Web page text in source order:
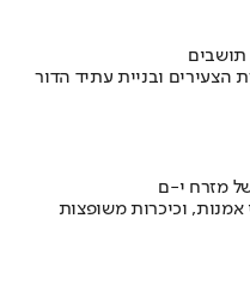
הצעירים ובניית עתיד הדור
מזרח י-ם
וכיכרות משופצות